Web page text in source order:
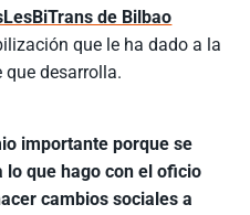
de Bilbao
que le ha dado a la
que desarrolla.
importante porque se
que hago con el oficio
cambios sociales a